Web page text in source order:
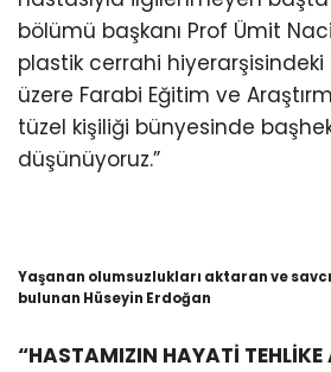
bölümü başkanı Prof Ümit
plastik cerrahi
üzere Farabi Eğitim ve
tüzel kişiliği bünyesinde
düşünüyoruz.”
Yaşanan olumsuzlukları aktaran ve
bulunan Hüseyin Erdoğan
“HASTAMIZIN HAYATİ